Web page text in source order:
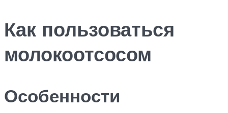
Как пользоваться
молокоотсосом
Особенности